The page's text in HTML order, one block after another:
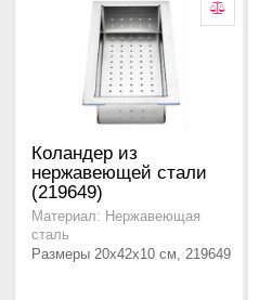
Коландер из
нержавеющей стали
(219649)
Материал: Нержавеющая
сталь
Размеры 20x42x10 см, 219649